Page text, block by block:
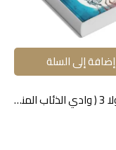
إضافة إلى السلة
أرض زيكولا 3 ( وادي الذئاب المنسية)